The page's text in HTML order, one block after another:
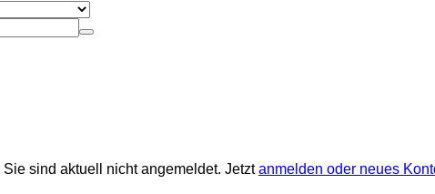
Sie sind aktuell nicht angemeldet. Jetztanmelden oder neues